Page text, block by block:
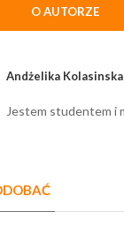
O AUTORZE
Andżelika Kolasinska
Jestem studentem i